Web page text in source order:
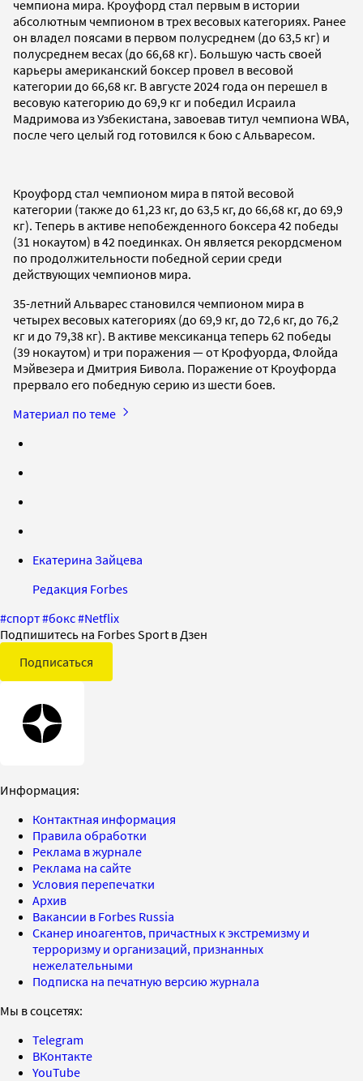
чемпиона мира. Кроуфорд стал первым в истории
абсолютным чемпионом в трех весовых категориях. Ранее
он владел поясами в первом полусреднем (до 63,5 кг) и
полусреднем весах (до 66,68 кг). Большую часть своей
карьеры американский боксер провел в весовой
категории до 66,68 кг. В августе 2024 года он перешел в
весовую категорию до 69,9 кг и победил Исраила
Мадримова из Узбекистана, завоевав титул чемпиона WBA,
после чего целый год готовился к бою с Альваресом.
Кроуфорд стал чемпионом мира в пятой весовой
категории (также до 61,23 кг, до 63,5 кг, до 66,68 кг, до 69,9
кг). Теперь в активе непобежденного боксера 42 победы
(31 нокаутом) в 42 поединках. Он является рекордсменом
по продолжительности победной серии среди
действующих чемпионов мира.
35-летний Альварес становился чемпионом мира в
четырех весовых категориях (до 69,9 кг, до 72,6 кг, до 76,2
кг и до 79,38 кг). В активе мексиканца теперь 62 победы
(39 нокаутом) и три поражения — от Крофуорда, Флойда
Мэйвезера и Дмитрия Бивола. Поражение от Кроуфорда
прервало его победную серию из шести боев.
Материал по теме
Екатерина Зайцева
Редакция Forbes
#спорт#бокс#Netflix
Подпишитесь на Forbes Sport в Дзен
Подписаться
Информация:
Контактная информация
Правила обработки
Реклама в журнале
Реклама на сайте
Условия перепечатки
Архив
Вакансии в Forbes Russia
Сканер иноагентов, причастных к экстремизму и
терроризму и организаций, признанных
нежелательными
Подписка на печатную версию журнала
Мы в соцсетях:
Telegram
ВКонтакте
YouTube